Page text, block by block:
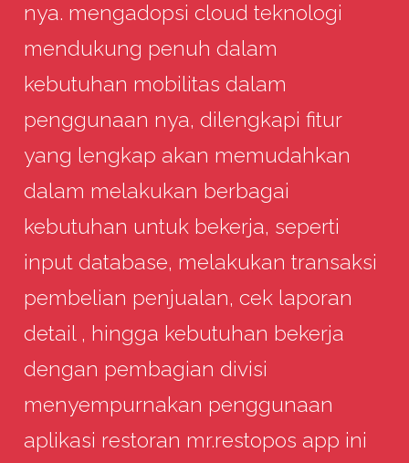
nya. mengadopsi cloud teknologi
mendukung penuh dalam
kebutuhan mobilitas dalam
penggunaan nya, dilengkapi fitur
yang lengkap akan memudahkan
dalam melakukan berbagai
kebutuhan untuk bekerja, seperti
input database, melakukan transaksi
pembelian penjualan, cek laporan
detail , hingga kebutuhan bekerja
dengan pembagian divisi
menyempurnakan penggunaan
aplikasi restoran mr.restopos app ini